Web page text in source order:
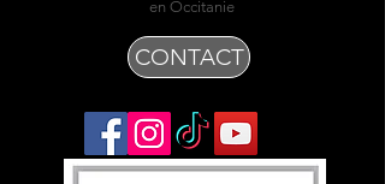
en Occitanie
CONTACT